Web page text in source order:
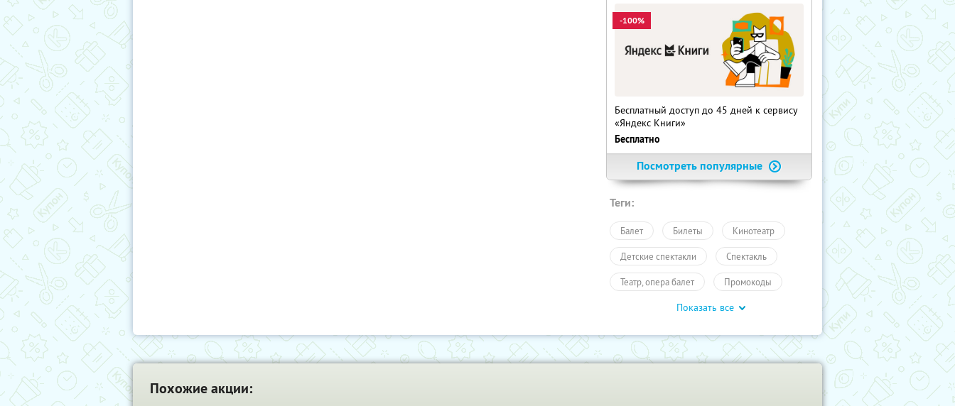
-100%
Бесплатный доступ до 45 дней к сервису
«Яндекс Книги»
Бесплатно
Посмотреть популярные
Теги:
Балет Билеты Кинотеатр
Детские спектакли Спектакль
Театр, опера балет Промокоды
Развлечения
ПолучиКупон Развлечения
Показать все
Похожие акции: